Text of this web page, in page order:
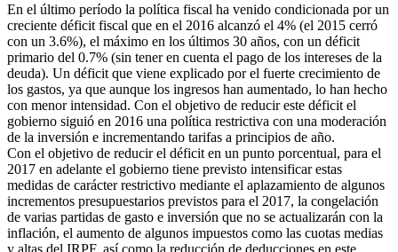
En el último período la política fiscal ha venido condicionada por un
creciente déficit fiscal que en el 2016 alcanzó el 4% (el 2015 cerró
con un 3.6%), el máximo en los últimos 30 años, con un déficit
primario del 0.7% (sin tener en cuenta el pago de los intereses de la
deuda). Un déficit que viene explicado por el fuerte crecimiento de
los gastos, ya que aunque los ingresos han aumentado, lo han hecho
con menor intensidad. Con el objetivo de reducir este déficit el
gobierno siguió en 2016 una política restrictiva con una moderación
de la inversión e incrementando tarifas a principios de año.
Con el objetivo de reducir el déficit en un punto porcentual, para el
2017 en adelante el gobierno tiene previsto intensificar estas
medidas de carácter restrictivo mediante el aplazamiento de algunos
incrementos presupuestarios previstos para el 2017, la congelación
de varias partidas de gasto e inversión que no se actualizarán con la
inflación, el aumento de algunos impuestos como las cuotas medias
y altas del IRPF, así como la reducción de deducciones en este